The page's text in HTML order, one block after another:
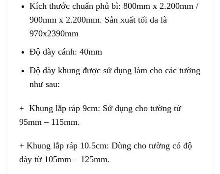
Kích thước chuẩn phủ bì: 800mm x 2.200mm /
900mm x 2.200mm. Sản xuất tối đa là
970x2390mm
Độ dày cánh: 40mm
Độ dày khung được sử dụng làm cho các tường
như sau:
+ Khung lắp ráp 9cm: Sử dụng cho tường từ
95mm – 115mm.
+ Khung lắp ráp 10.5cm: Dùng cho tường có độ
dày từ 105mm – 125mm.